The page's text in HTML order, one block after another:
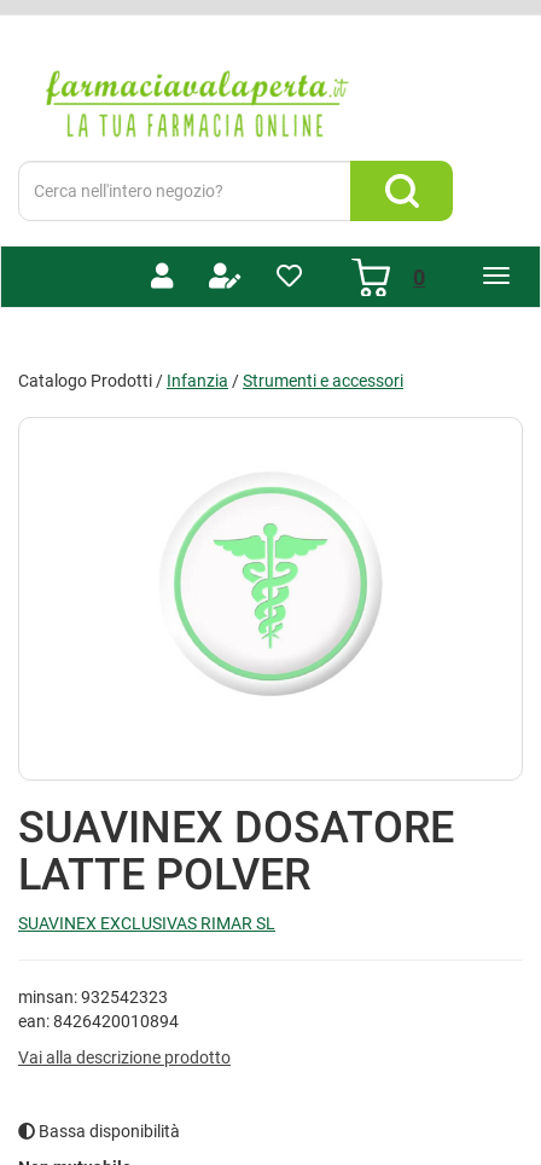
principale
Valaperta
Cerca
Prodotto
Cerca Prodotto
0prodotti
Catalogo Prodotti / Infanzia /Strumenti e accessori
SUAVINEX DOSATORE
LATTE POLVER
SUAVINEX EXCLUSIVAS RIMAR SL
minsan: 932542323
ean: 8426420010894
Vai alla descrizione prodotto
Bassa disponibilità
Prezzo